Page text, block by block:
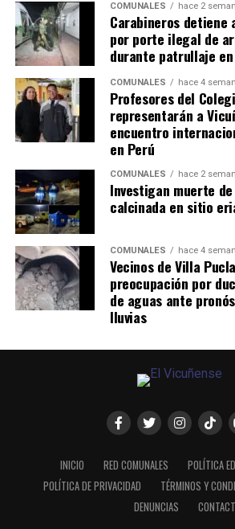
COMUNALES hace 2
Carabineros detiene
por porte ilegal de
durante patrullaje en
COMUNALES hace 4
Profesores del
representarán a
encuentro
en Perú
COMUNALES hace 2
Investigan muerte
calcinada en sitio
COMUNALES hace 4
Vecinos de Villa
preocupación por
de aguas ante
lluvias
INICIO RED COMUNALES
POLÍTICA
POLÍTICA DE PRIVACIDAD
TÉRMINOS Y
DENUNCIAS